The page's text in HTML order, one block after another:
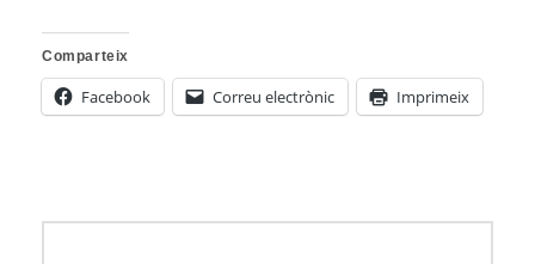
Comparteix
Facebook Correu electrònic Imprimeix